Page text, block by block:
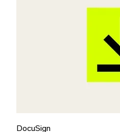
DocuSign